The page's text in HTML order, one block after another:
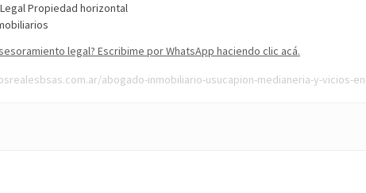
Propiedad horizontal
legal? Escribime por WhatsApp haciendo clic acá.
abogado-inmobiliario-usucapion-medianeria-y-vicios-